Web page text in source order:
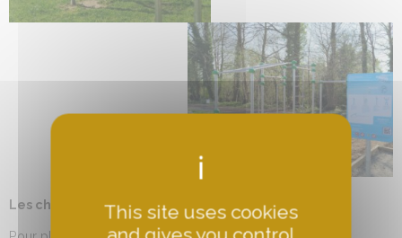
Les chemins de randonnéesThis site uses cookies